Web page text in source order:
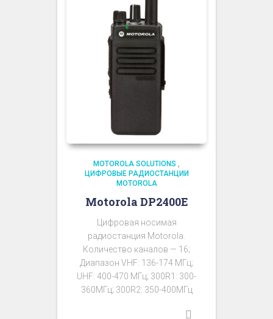
MOTOROLA SOLUTIONS ,
ЦИФРОВЫЕ РАДИОСТАНЦИИ
MOTOROLA
Motorola DP2400E
Цифровая носимая
радиостанция Motorola.
Количество каналов — 16;
Диапазон VHF: 136-174 МГц;
UHF: 400-470 МГц; 300R1: 300-
360МГц; 300R2: 350-400МГц